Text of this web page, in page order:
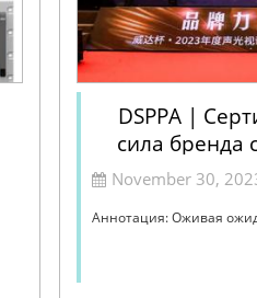
DSPPA |
сила бренда
November 30,
Аннотация: Оживая